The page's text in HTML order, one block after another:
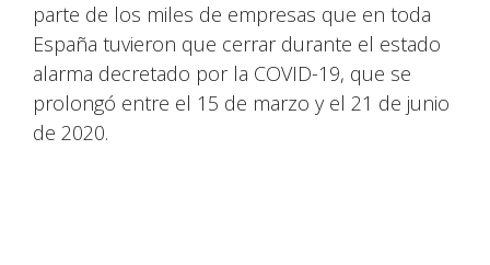
parte de los miles de empresas que en toda
España tuvieron que cerrar durante el estado
alarma decretado por la COVID-19, que se
prolongó entre el 15 de marzo y el 21 de junio
de 2020.